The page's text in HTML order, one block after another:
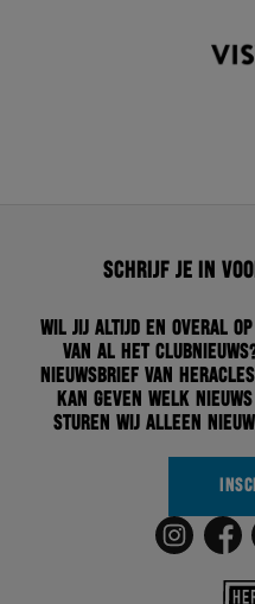
Schrijf je in
Wil jij altijd en overal op
van al het
nieuwsbrief van
kan geven welk
sturen wij alleen